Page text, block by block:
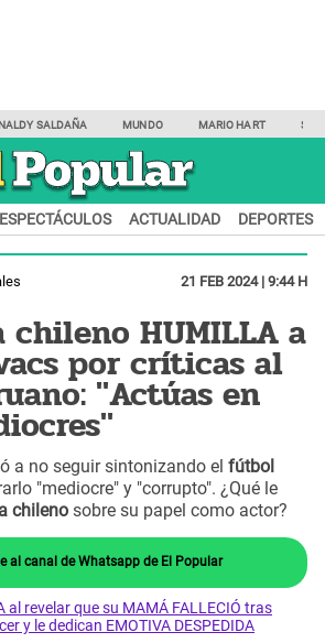
NALDY SALDAÑA MUNDO MARIO HART
ESPECTÁCULOS ACTUALIDAD DEPORTES
21 FEB 2024 | 9:44 H
HUMILLA a
por críticas al
"Actúas en
a no seguir sintonizando el fútbol
"mediocre" y "corrupto". ¿Qué le
chileno sobre su papel como actor?
al canal de Whatsapp de El Popular
al revelar que su MAMÁ FALLECIÓ tras
y le dedican EMOTIVA DESPEDIDA